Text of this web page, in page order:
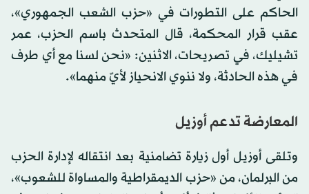
الحاكم على التطورات في «حزب الشعب الجمهوري»،
عقب قرار المحكمة، قال المتحدث باسم الحزب، عمر
تشيليك، في تصريحات، الاثنين: «نحن لسنا مع أي طرف
في هذه الحادثة، ولا ننوي الانحياز لأيّ منهما».
المعارضة تدعم أوزيل
وتلقى أوزيل أول زيارة تضامنية بعد انتقاله لإدارة الحزب
من البرلمان، من «حزب الديمقراطية والمساواة للشعوب»،